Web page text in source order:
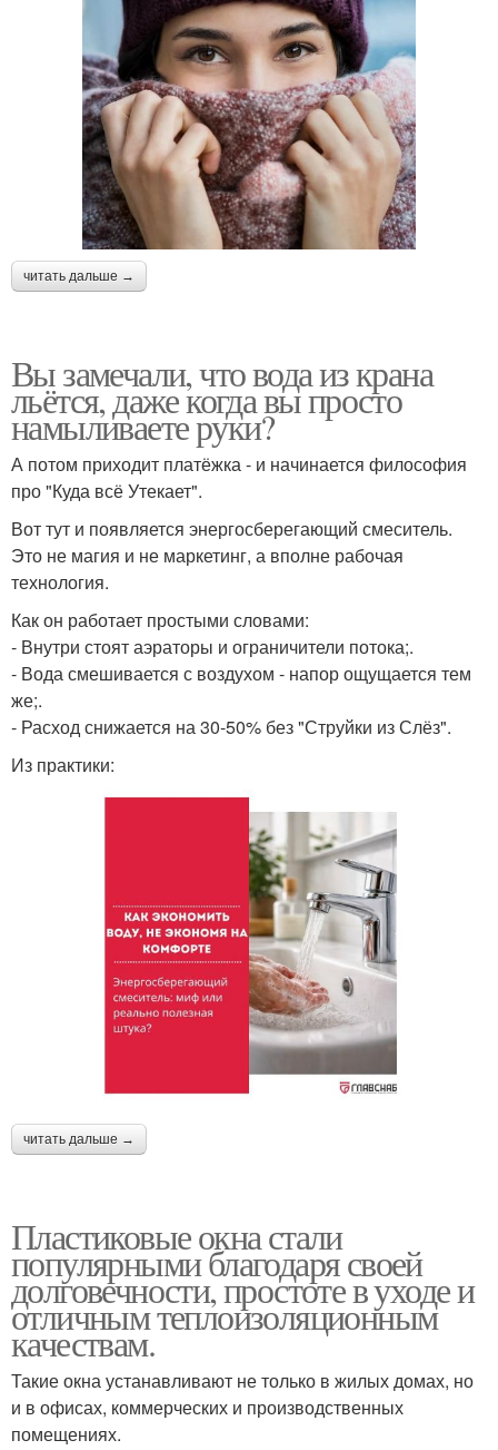
читать дальше →
Вы замечали, что вода из крана
льётся, даже когда вы просто
намыливаете руки?
А потом приходит платёжка - и начинается философия
про "Куда всё Утекает".
Вот тут и появляется энергосберегающий смеситель.
Это не магия и не маркетинг, а вполне рабочая
технология.
Как он работает простыми словами:
- Внутри стоят аэраторы и ограничители потока;.
- Вода смешивается с воздухом - напор ощущается тем
же;.
- Расход снижается на 30-50% без "Струйки из Слёз".
Из практики:
читать дальше →
Пластиковые окна стали
популярными благодаря своей
долговечности, простоте в уходе и
отличным теплоизоляционным
качествам.
Такие окна устанавливают не только в жилых домах, но
и в офисах, коммерческих и производственных
помещениях.